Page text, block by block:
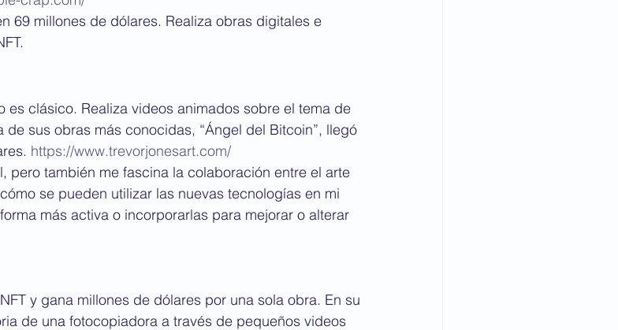
69 millones de dólares. Realiza obras digitales e
es clásico. Realiza videos animados sobre el tema de
de sus obras más conocidas, “Ángel del Bitcoin”, llegó
https://www.trevorjonesart.com/
pero también me fascina la colaboración entre el arte
se pueden utilizar las nuevas tecnologías en mi
más activa o incorporarlas para mejorar o alterar
y gana millones de dólares por una sola obra. En su
de una fotocopiadora a través de pequeños videos